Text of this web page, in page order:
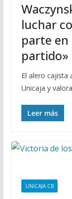
luchar
parte
partido»
El alero cajista
Unicaja y
Leer más
UNICAJA CB